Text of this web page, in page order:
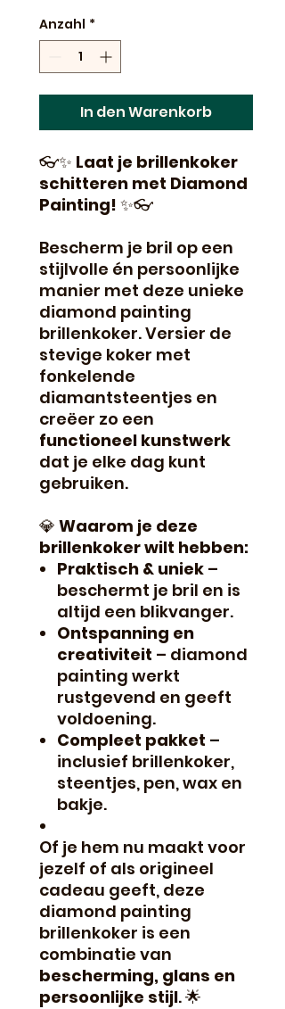
Anzahl *
In den Warenkorb
👓✨ Laat je brillenkoker
schitteren met Diamond
Painting! ✨👓
Bescherm je bril op een
stijlvolle én persoonlijke
manier met deze unieke
diamond painting
brillenkoker. Versier de
stevige koker met
fonkelende
diamantsteentjes en
creëer zo een
functioneel kunstwerk
dat je elke dag kunt
gebruiken.
💎 Waarom je deze
brillenkoker wilt hebben:
Praktisch & uniek –
beschermt je bril en is
altijd een blikvanger.
Ontspanning en
creativiteit – diamond
painting werkt
rustgevend en geeft
voldoening.
Compleet pakket –
inclusief brillenkoker,
steentjes, pen, wax en
bakje.
Of je hem nu maakt voor
jezelf of als origineel
cadeau geeft, deze
diamond painting
brillenkoker is een
combinatie van
bescherming, glans en
persoonlijke stijl.🌟